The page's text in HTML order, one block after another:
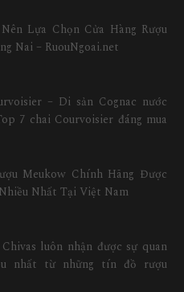
Lựa Chọn Cửa Hàng Rượu
Nai – RuouNgoai.net
– Di sản Cognac nước
7 chai Courvoisier đáng mua
Meukow Chính Hãng Được
Nhất Tại Việt Nam
luôn nhận được sự quan
nhất từ những tín đồ rượu